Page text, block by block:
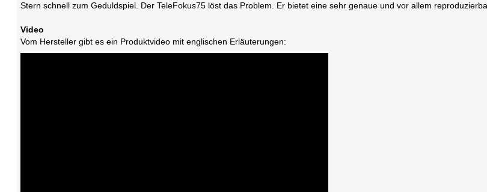
Stern schnell zum Geduldspiel. Der TeleFokus75 löst das Problem. Er bietet eine sehr genaue und vor allem
Video
Vom Hersteller gibt es ein Produktvideo mit englischen Erläuterungen: